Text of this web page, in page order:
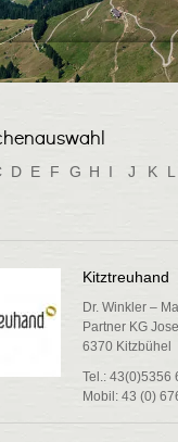
D E F G H I J K L
Kitztreuhand
Dr. Winkler –
Partner KG
6370 Kitzbühel
Tel.: 43(0)5356
Mobil: 43 (0)